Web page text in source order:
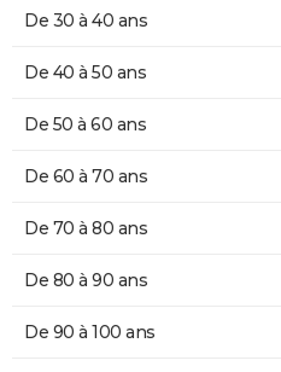
De 30 à 40 ans
De 40 à 50 ans
De 50 à 60 ans
De 60 à 70 ans
De 70 à 80 ans
De 80 à 90 ans
De 90 à 100 ans